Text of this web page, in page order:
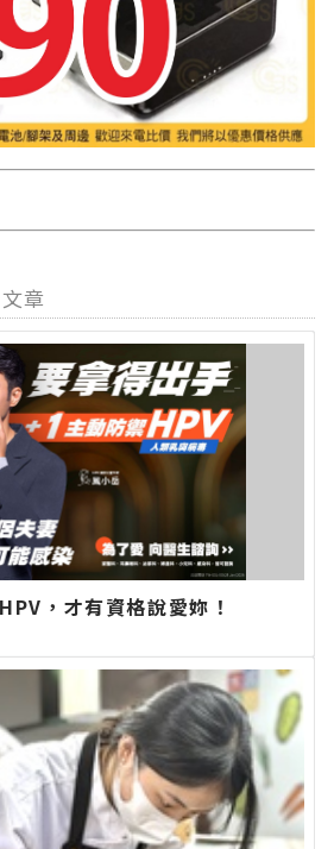
章
，才有資格說愛妳！